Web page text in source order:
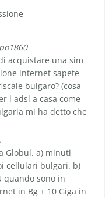
acquistare una sim
internet sapete
bulgaro? (cosa
l adsl a casa come
mi ha detto che
Globul. a) minuti
cellulari bulgari. b)
quando sono in
in Bg + 10 Giga in